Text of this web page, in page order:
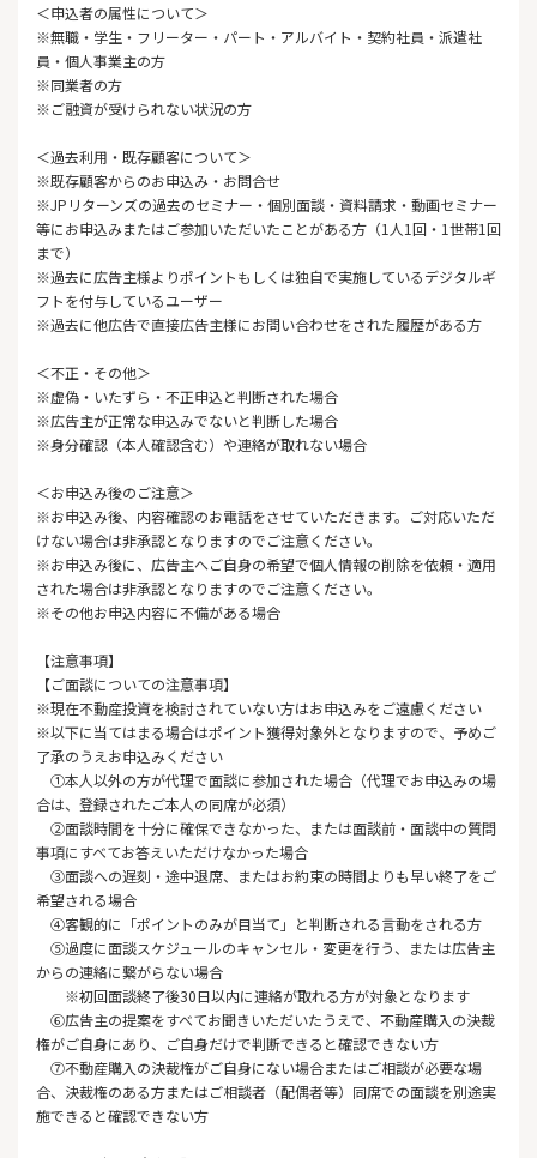
＜申込者の属性について＞
※無職・学生・フリーター・パート・アルバイト・契約社員・派遣社
員・個人事業主の方
※同業者の方
※ご融資が受けられない状況の方
＜過去利用・既存顧客について＞
※既存顧客からのお申込み・お問合せ
※JPリターンズの過去のセミナー・個別面談・資料請求・動画セミナー
等にお申込みまたはご参加いただいたことがある方（1人1回・1世帯1回
まで）
※過去に広告主様よりポイントもしくは独自で実施しているデジタルギ
フトを付与しているユーザー
※過去に他広告で直接広告主様にお問い合わせをされた履歴がある方
＜不正・その他＞
※虚偽・いたずら・不正申込と判断された場合
※広告主が正常な申込みでないと判断した場合
※身分確認（本人確認含む）や連絡が取れない場合
＜お申込み後のご注意＞
※お申込み後、内容確認のお電話をさせていただきます。ご対応いただ
けない場合は非承認となりますのでご注意ください。
※お申込み後に、広告主へご自身の希望で個人情報の削除を依頼・適用
された場合は非承認となりますのでご注意ください。
※その他お申込内容に不備がある場合
【注意事項】
【ご面談についての注意事項】
※現在不動産投資を検討されていない方はお申込みをご遠慮ください
※以下に当てはまる場合はポイント獲得対象外となりますので、予めご
了承のうえお申込みください
①本人以外の方が代理で面談に参加された場合（代理でお申込みの場
合は、登録されたご本人の同席が必須）
②面談時間を十分に確保できなかった、または面談前・面談中の質問
事項にすべてお答えいただけなかった場合
③面談への遅刻・途中退席、またはお約束の時間よりも早い終了をご
希望される場合
④客観的に「ポイントのみが目当て」と判断される言動をされる方
⑤過度に面談スケジュールのキャンセル・変更を行う、または広告主
からの連絡に繋がらない場合
※初回面談終了後30日以内に連絡が取れる方が対象となります
⑥広告主の提案をすべてお聞きいただいたうえで、不動産購入の決裁
権がご自身にあり、ご自身だけで判断できると確認できない方
⑦不動産購入の決裁権がご自身にない場合またはご相談が必要な場
合、決裁権のある方またはご相談者（配偶者等）同席での面談を別途実
施できると確認できない方